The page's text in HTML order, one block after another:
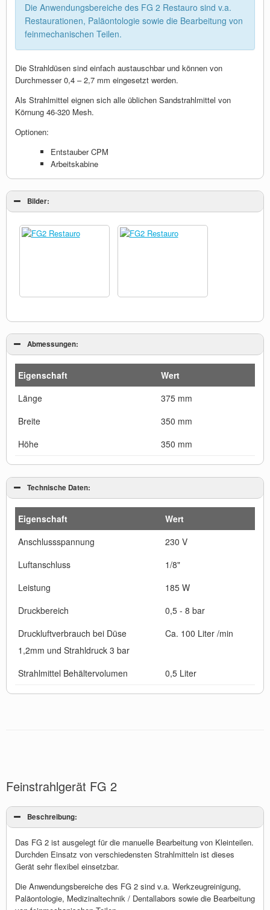
Die Anwendungsbereiche des FG 2 Restauro sind v.a.
Restaurationen, Paläontologie sowie die Bearbeitung von
feinmechanischen Teilen.
Die Strahldüsen sind einfach austauschbar und können von
Durchmesser 0,4 – 2,7 mm eingesetzt werden.
Als Strahlmittel eignen sich alle üblichen Sandstrahlmittel von
Körnung 46-320 Mesh.
Optionen:
Entstauber CPM
Arbeitskabine
Bilder:
Abmessungen:
Eigenschaft
Wert
Länge
375 mm
Breite
350 mm
Höhe
350 mm
Technische Daten:
Eigenschaft
Wert
Anschlussspannung
230 V
Luftanschluss
1/8"
Leistung
185 W
Druckbereich
0,5 - 8 bar
Druckluftverbrauch bei Düse
1,2mm und Strahldruck 3 bar
Ca. 100 Liter /min
Strahlmittel Behältervolumen 0,5 Liter
Feinstrahlgerät FG 2
Beschreibung:
Das FG 2 ist ausgelegt für die manuelle Bearbeitung von Kleinteilen.
Durchden Einsatz von verschiedensten Strahlmitteln ist dieses
Gerät sehr flexibel einsetzbar.
Die Anwendungsbereiche des FG 2 sind v.a. Werkzeugreinigung,
Paläontologie, Medizinaltechnik / Dentallabors sowie die Bearbeitung